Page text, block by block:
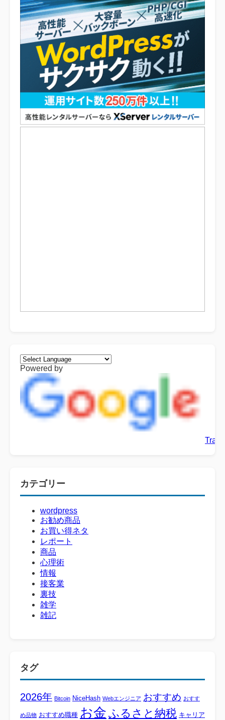
Powered by
カテゴリー
wordpress
お勧め商品
お買い得ネタ
レポート
商品
心理術
情報
接客業
裏技
雑学
雑記
タグ
2026年 Bitcoin NiceHash Webエンジニア おすすめ おすす
め品物 おすすめ職種 お金 ふるさと納税 キャリア